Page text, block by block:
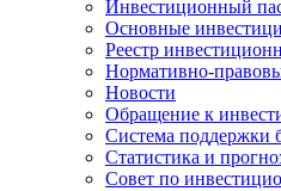
Инвестиционный
Основные
Реестр
Нормативно-
Новости
Обращение к
Система поддержки
Статистика и
Совет по